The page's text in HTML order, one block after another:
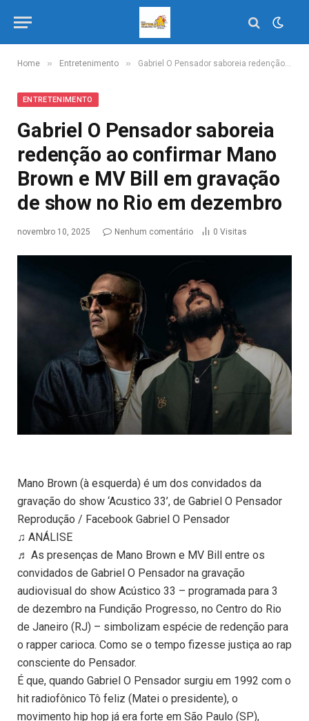
Home » Entretenimento » Gabriel O Pensador saboreia redenção ao confirmar Mano Brown e MV Bill em gravação de show no Rio em dezembro
ENTRETENIMENTO
Gabriel O Pensador saboreia
redenção ao confirmar Mano
Brown e MV Bill em gravação
de show no Rio em dezembro
novembro 10, 2025 Nenhum comentário 0 Visitas
Mano Brown (à esquerda) é um dos convidados da
gravação do show ‘Acustico 33’, de Gabriel O Pensador
Reprodução / Facebook Gabriel O Pensador
♫ ANÁLISE
♬ As presenças de Mano Brown e MV Bill entre os
convidados de Gabriel O Pensador na gravação
audiovisual do show Acústico 33 – programada para 3
de dezembro na Fundição Progresso, no Centro do Rio
de Janeiro (RJ) – simbolizam espécie de redenção para
o rapper carioca. Como se o tempo fizesse justiça ao rap
consciente do Pensador.
É que, quando Gabriel O Pensador surgiu em 1992 com o
hit radiofônico Tô feliz (Matei o presidente), o
movimento hip hop já era forte em São Paulo (SP),